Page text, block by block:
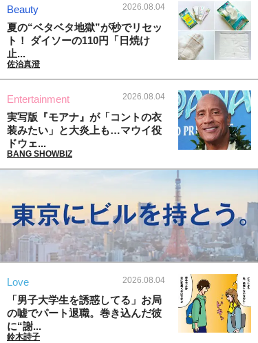
Beauty 2026.08.04
夏の“ベタベタ地獄”が秒でリセッ
ト！ ダイソーの110円「日焼け
止...
佐治真澄
Entertainment 2026.08.04
実写版『モアナ』が「コントの衣
装みたい」と大炎上も…マウイ役
ドウェ...
BANG SHOWBIZ
Love 2026.08.04
「男子大学生を誘惑してる」お局
の嘘でパート退職。巻き込んだ彼
に“謝...
鈴木詩子